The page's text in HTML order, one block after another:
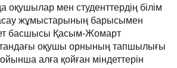
мен студенттердің білім
жұмыстарының барысымен
басшысы Қасым-Жомарт
оқушы орнының тапшылығы
алға қойған міндеттерін